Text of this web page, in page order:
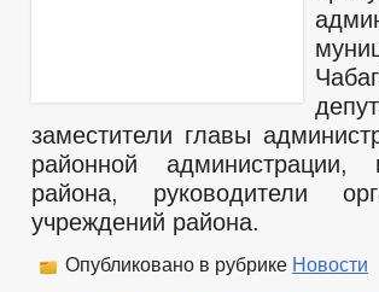
заместители главы
районной администрации,
района, руководители
учреждений района.
Опубликовано в рубрике Новости